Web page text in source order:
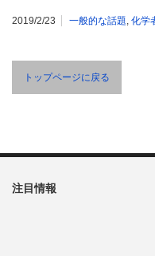
2019/2/23 一般的な話題 化学
トップページに戻る
注目情報